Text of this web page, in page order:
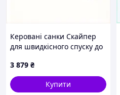
Керовані санки Скайпер
для швидкісного спуску до
3 879 ₴
Купити